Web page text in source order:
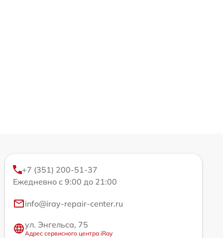
+7 (351) 200-51-37
Ежедневно с 9:00 до 21:00
info@iray-repair-center.ru
ул. Энгельса, 75
Адрес сервисного центра iRay